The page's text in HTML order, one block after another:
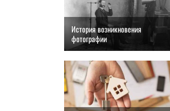
История возникновения
фотографии
26.08.2018, 21:00